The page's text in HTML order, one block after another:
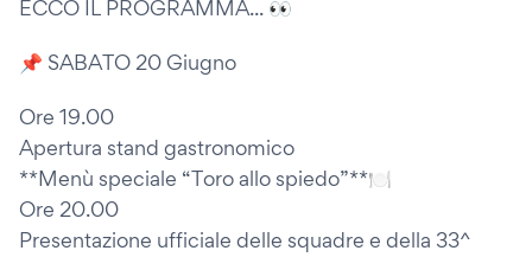
ECCO IL PROGRAMMA... 👀
📌 SABATO 20 Giugno
Ore 19.00
Apertura stand gastronomico
**Menù speciale “Toro allo spiedo”**🍽
Ore 20.00
Presentazione ufficiale delle squadre e della 33^